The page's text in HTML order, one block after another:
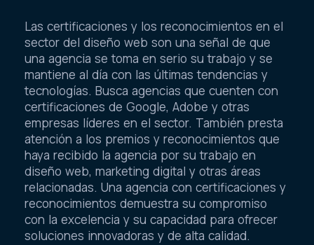
Las certificaciones y los reconocimientos en el
sector del diseño web son una señal de que
una agencia se toma en serio su trabajo y se
mantiene al día con las últimas tendencias y
tecnologías. Busca agencias que cuenten con
certificaciones de Google, Adobe y otras
empresas líderes en el sector. También presta
atención a los premios y reconocimientos que
haya recibido la agencia por su trabajo en
diseño web, marketing digital y otras áreas
relacionadas. Una agencia con certificaciones y
reconocimientos demuestra su compromiso
con la excelencia y su capacidad para ofrecer
soluciones innovadoras y de alta calidad.